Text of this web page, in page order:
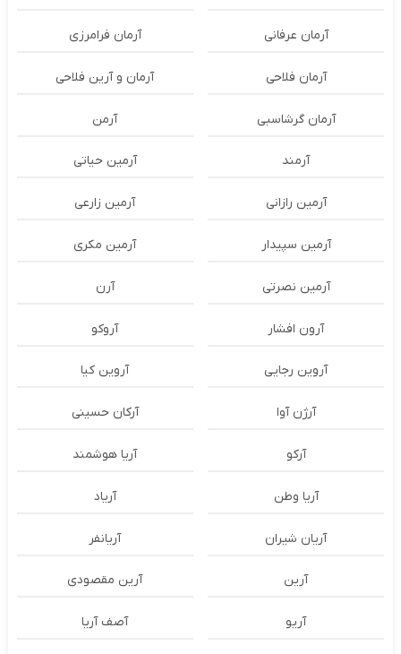
آرمان عرفانی آرمان فرامرزی
آرمان فلاحی آرمان و آرین فلاحی
آرمان گرشاسبی آرمن
آرمند آرمین حیاتی
آرمین رازانی آرمین زارعی
آرمین سپیدار آرمین مکری
آرمین نصرتی آرن
آرون افشار آروکو
آروین رجایی آروین کیا
آرژن آوا آرکان حسینی
آرکو آریا هوشمند
آریا وطن آریاد
آریان شیران آریانفر
آرین آرین مقصودی
آریو آصف آریا